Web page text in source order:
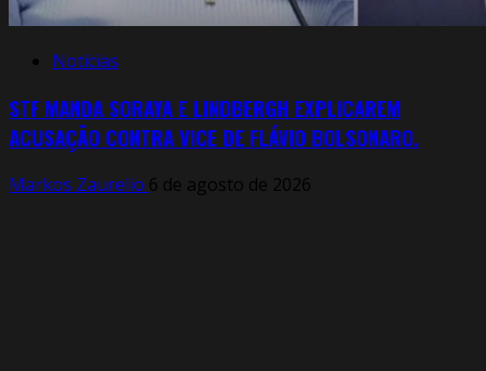
Notícias
STF MANDA SORAYA E LINDBERGH EXPLICAREM
ACUSAÇÃO CONTRA VICE DE FLÁVIO BOLSONARO.
Markos Zaurelio 6 de agosto de 2026